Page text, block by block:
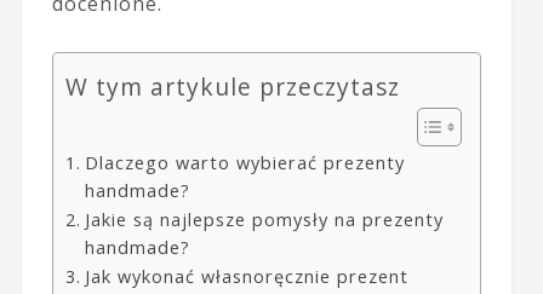
W tym artykule przeczytasz
Dlaczego warto wybierać prezenty
handmade?
Jakie są najlepsze pomysły na prezenty
handmade?
Jak wykonać własnoręcznie prezent